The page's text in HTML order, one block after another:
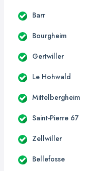
Barr
Bourgheim
Gertwiller
Le Hohwald
Mittelbergheim
Saint-Pierre 67
Zellwiller
Bellefosse